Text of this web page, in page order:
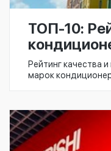
ТОП-10:
Рейтинг качества
марок